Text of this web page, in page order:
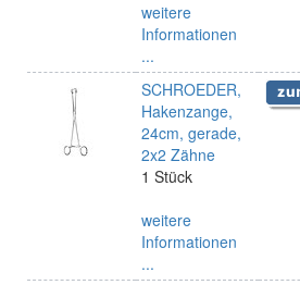
weitere
Informationen
...
SCHROEDER,
Hakenzange,
24cm, gerade,
2x2 Zähne
1 Stück
weitere
Informationen
...